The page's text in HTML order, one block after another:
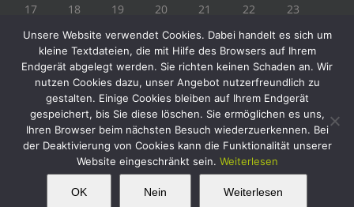
17
18 19 20 21 22
23
« Juli
Copyright 2019 Biogärtner Ploberger | Alle Rechte vorbehalten
FacebookInstagram
TwitterYouTube
This website uses cookies and third party
Unsere Website verwendet Cookies. Dabei handelt es sich um
kleine Textdateien, die mit Hilfe des Browsers auf Ihrem
Endgerät abgelegt werden. Sie richten keinen Schaden an. Wir
nutzen Cookies dazu, unser Angebot nutzerfreundlich zu
gestalten. Einige Cookies bleiben auf Ihrem Endgerät
gespeichert, bis Sie diese löschen. Sie ermöglichen es uns,
Ihren Browser beim nächsten Besuch wiederzuerkennen. Bei
der Deaktivierung von Cookies kann die Funktionalität unserer
Website eingeschränkt sein. Weiterlesen
OK Nein Weiterlesen